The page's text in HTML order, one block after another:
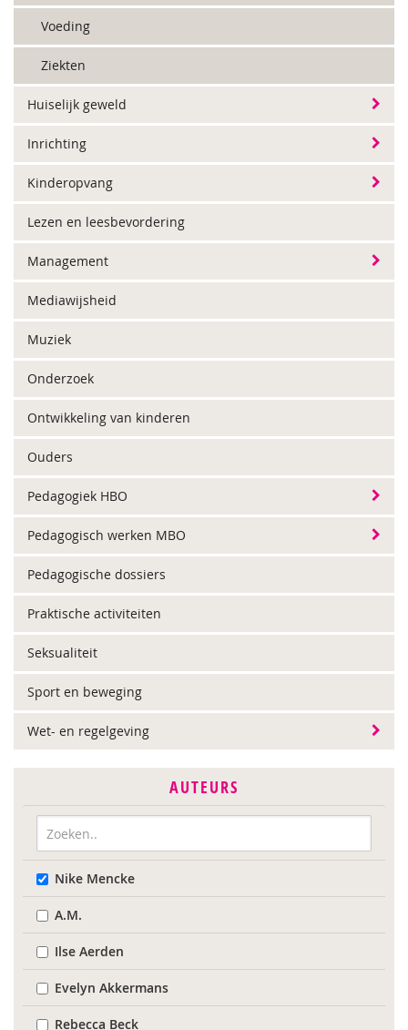
Voeding
Ziekten
Huiselijk geweld
Inrichting
Kinderopvang
Lezen en leesbevordering
Management
Mediawijsheid
Muziek
Onderzoek
Ontwikkeling van kinderen
Ouders
Pedagogiek HBO
Pedagogisch werken MBO
Pedagogische dossiers
Praktische activiteiten
Seksualiteit
Sport en beweging
Wet- en regelgeving
AUTEURS
Nike Mencke
A.M.
Ilse Aerden
Evelyn Akkermans
Rebecca Beck